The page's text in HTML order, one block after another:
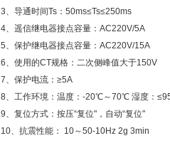
3、导通时间Ts：50ms≤Ts≤250ms
4、遥信继电器接点容量：AC220V/5A
5、保护继电器接点容量：AC220V/15A
6、使用的CT规格：二次侧峰值大于150V
7、保护电流：≥5A
8、工作环境：温度：-20℃～70℃ 湿度：
9、复位方式：按压“复位"，自动“复位"
10、抗震性能： 10～50-10Hz 2g 3min